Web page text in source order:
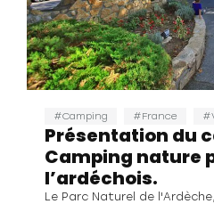
Camping France
Présentation du
Camping nature
l’ardéchois.
Le Parc Naturel de